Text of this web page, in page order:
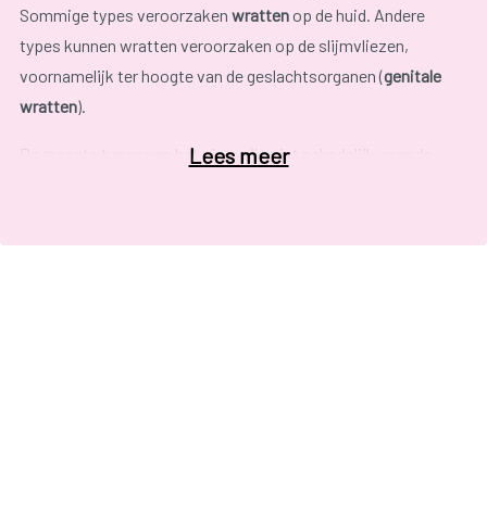
Sommige types veroorzaken wrattenop de huid. Andere
types kunnen wratten veroorzaken op de slijmvliezen,
voornamelijk ter hoogte van de geslachtsorganen (genitale
wratten).
De meeste types van het virus zijn niet schadelijk voor de
Lees meer